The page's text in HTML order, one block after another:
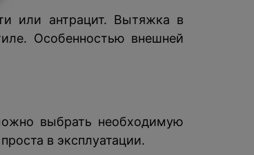
или антрацит. Вытяжка в
Особенностью внешней
выбрать необходимую
в эксплуатации.